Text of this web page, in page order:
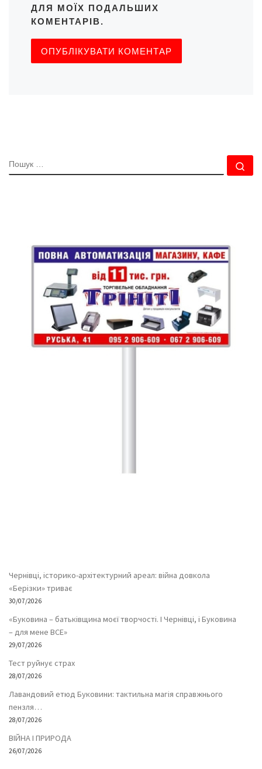
ДЛЯ МОЇХ ПОДАЛЬШИХ
КОМЕНТАРІВ.
ПОШУК
Чернівці, історико-архітектурний ареал: війна довкола
«Берізки» триває
30/07/2026
«Буковина – батьківщина моєї творчості. І Чернівці, і Буковина
– для мене ВСЕ»
29/07/2026
Тест руйнує страх
28/07/2026
Лавандовий етюд Буковини: тактильна магія справжнього
пензля…
28/07/2026
ВІЙНА І ПРИРОДА
26/07/2026